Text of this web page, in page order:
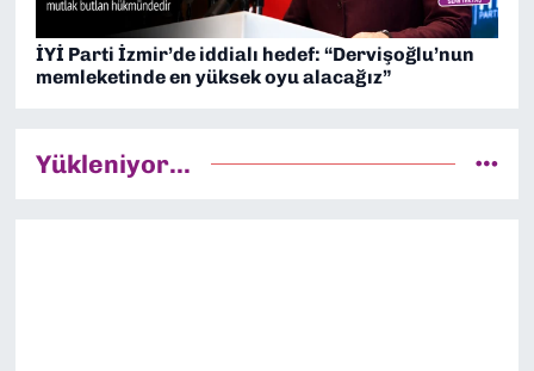
İYİ Parti İzmir’de iddialı hedef: “Dervişoğlu’nun
memleketinde en yüksek oyu alacağız”
Yükleniyor...